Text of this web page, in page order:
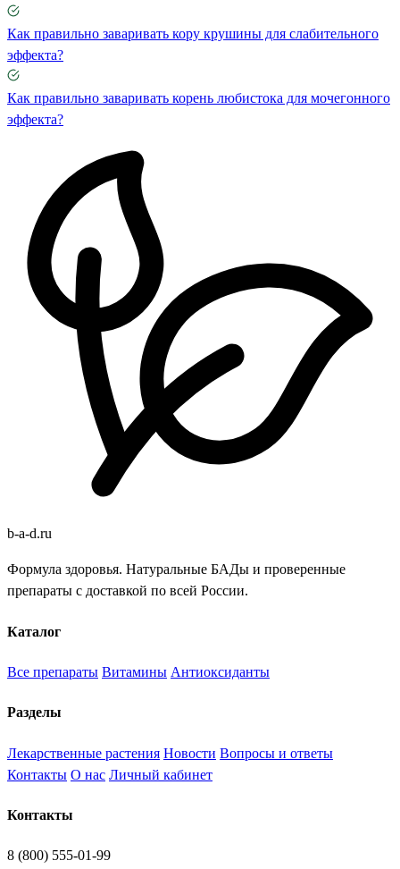
Как правильно заваривать кору крушины для слабительного
эффекта?
Как правильно заваривать корень любистока для мочегонного
эффекта?
b-a-d.ru
Формула здоровья. Натуральные БАДы и проверенные
препараты с доставкой по всей России.
Каталог
Все препараты Витамины Антиоксиданты
Разделы
Лекарственные растения Новости Вопросы и ответы
Контакты О нас Личный кабинет
Контакты
8 (800) 555-01-99